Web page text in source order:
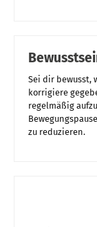
Sei dir bewusst,
korrigiere
regelmäßig
zu reduzieren.